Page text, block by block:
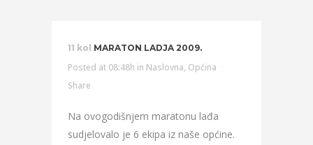
11 kol MARATON LADJA 2009.
Posted at 08:48h in Naslovna, Općina
Share
Na ovogodišnjem maratonu lađa
sudjelovalo je 6 ekipa iz naše općine.